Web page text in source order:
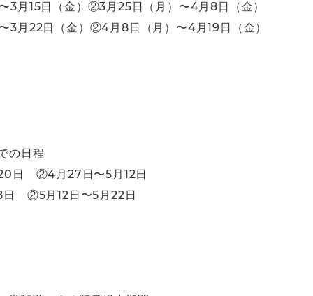
3月15日（金）②3月25日（月）〜4月8日（金）
3月22日（金）②4月8日（月）〜4月19日（金）
の日程
日 ②4月27日〜5月12日
日 ②5月12日〜5月22日